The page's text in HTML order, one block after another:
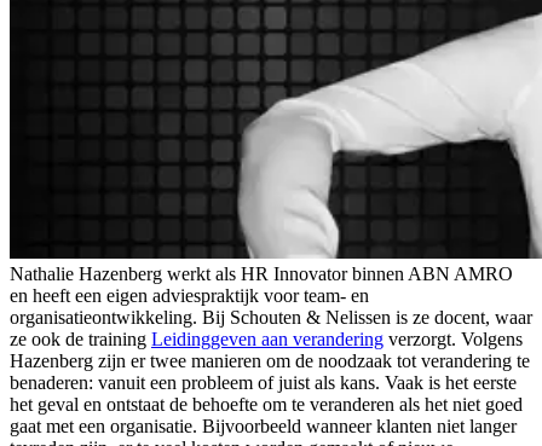
Nathalie Hazenberg werkt als HR Innovator binnen ABN AMRO
en heeft een eigen adviespraktijk voor team- en
organisatieontwikkeling. Bij Schouten & Nelissen is ze docent, waar
ze ook de training Leidinggeven aan verandering verzorgt. Volgens
Hazenberg zijn er twee manieren om de noodzaak tot verandering te
benaderen: vanuit een probleem of juist als kans. Vaak is het eerste
het geval en ontstaat de behoefte om te veranderen als het niet goed
gaat met een organisatie. Bijvoorbeeld wanneer klanten niet langer